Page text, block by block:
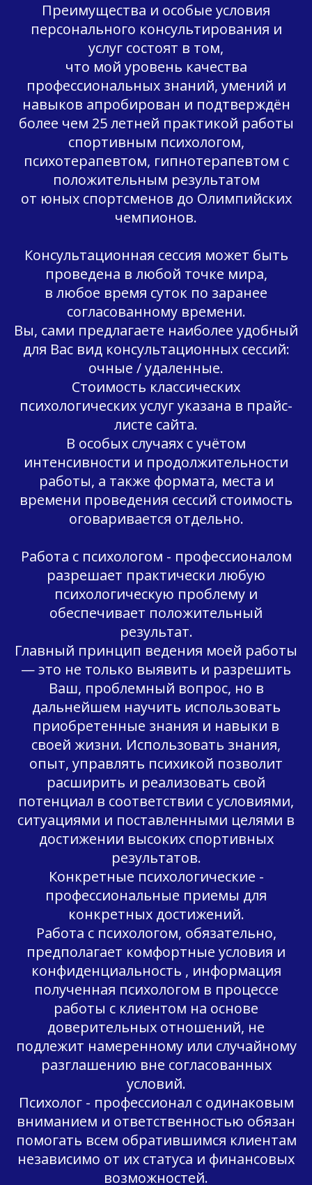
Преимущества и особые условия
персонального консультирования и
услуг состоят в том,
что мой уровень качества
профессиональных знаний, умений и
навыков апробирован и подтверждён
более чем 25 летней практикой работы
спортивным психологом,
психотерапевтом, гипнотерапевтом с
положительным результатом
от юных спортсменов до Олимпийских
чемпионов.
Консультационная сессия может быть
проведена в любой точке мира,
в любое время суток по заранее
согласованному времени.
Вы, сами предлагаете наиболее удобный
для Вас вид консультационных сессий:
очные / удаленные.
Стоимость классических
психологических услуг указана в прайс-
листе сайта.
В особых случаях с учётом
интенсивности и продолжительности
работы, а также формата, места и
времени проведения сессий стоимость
оговаривается отдельно.
Работа с психологом - профессионалом
разрешает практически любую
психологическую проблему и
обеспечивает положительный
результат.
Главный принцип ведения моей работы
— это не только выявить и разрешить
Ваш, проблемный вопрос, но в
дальнейшем научить использовать
приобретенные знания и навыки в
своей жизни. Использовать знания,
опыт, управлять психикой позволит
расширить и реализовать свой
потенциал в соответствии с условиями,
ситуациями и поставленными целями в
достижении высоких спортивных
результатов.
Конкретные психологические -
профессиональные приемы для
конкретных достижений.
Работа с психологом, обязательно,
предполагает комфортные условия и
конфиденциальность , информация
полученная психологом в процессе
работы с клиентом на основе
доверительных отношений, не
подлежит намеренному или случайному
разглашению вне согласованных
условий.
Психолог - профессионал с одинаковым
вниманием и ответственностью обязан
помогать всем обратившимся клиентам
независимо от их статуса и финансовых
возможностей.